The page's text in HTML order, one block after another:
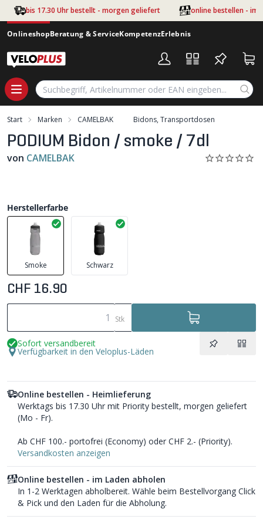
Zum Hauptinhalt springen
bis 17.30 Uhr bestellt - morgen geliefert online bestellen - im
OnlineshopBeratung & ServiceKompetenzErlebnis
Start Marken CAMELBAK Bidons, Transportdosen
PODIUM Bidon / smoke / 7dl
von CAMELBAK
Herstellerfarbe
Smoke Schwarz
CHF 16.90
Stk
Sofort versandbereit
Verfügbarkeit in den Veloplus-Läden
Online bestellen - Heimlieferung
Werktags bis 17.30 Uhr mit Priority bestellt, morgen geliefert
(Mo - Fr).
Ab CHF 100.- portofrei (Economy) oder CHF 2.- (Priority).
Versandkosten anzeigen
Online bestellen - im Laden abholen
In 1-2 Werktagen abholbereit. Wähle beim Bestellvorgang Click
& Pick und den Laden für die Abholung.